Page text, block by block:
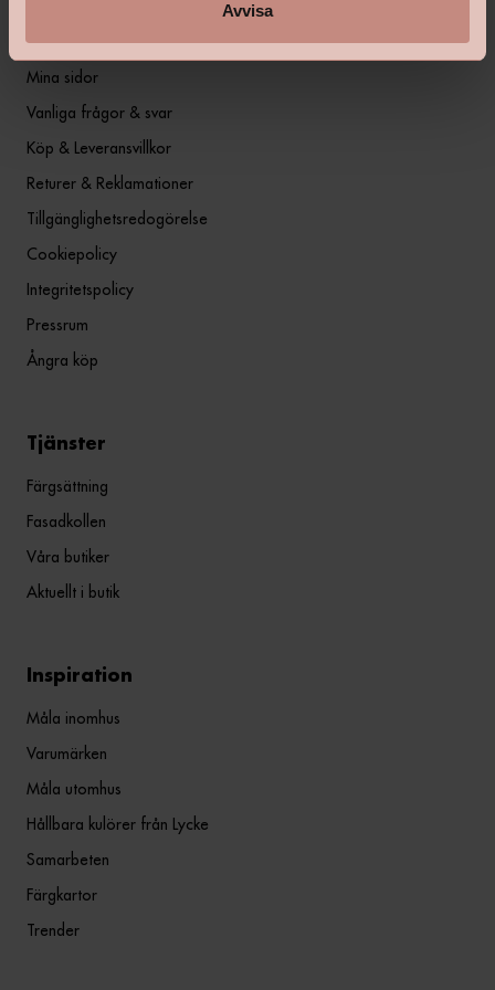
Avvisa
Mina sidor
Vanliga frågor & svar
Köp & Leveransvillkor
Returer & Reklamationer
Tillgänglighetsredogörelse
Cookiepolicy
Integritetspolicy
Pressrum
Ångra köp
Tjänster
Färgsättning
Fasadkollen
Våra butiker
Aktuellt i butik
Inspiration
Måla inomhus
Varumärken
Måla utomhus
Hållbara kulörer från Lycke
Samarbeten
Färgkartor
Trender